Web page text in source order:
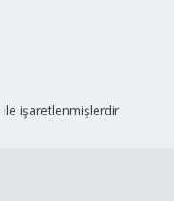
ile işaretlenmişlerdir